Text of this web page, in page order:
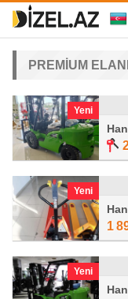
PREMİUM
Yeni
Yeni
1
Yeni